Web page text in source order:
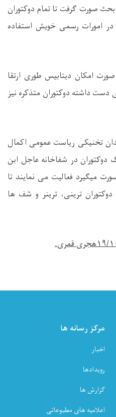
صورت گرفت تا تمام دوکتوران
امورات رسمی خویش استفاده
امکان دیتابیس طوری ارتقا
داشته دوکتوران متذکره نیز
تخنیکی ریاست عمومی اکمال
در شفاخانه عاجل ابن
میگیرد فعالیت می نمایند تا
ترینی، ترینر و شف ها
هجری قمری.
مرکز رسانه ها
اخبار
رویدادها
گزارش ها
اعلامیه های مطبوعاتی